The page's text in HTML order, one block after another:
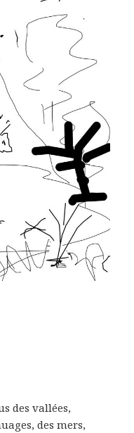
des vallées,
des mers,